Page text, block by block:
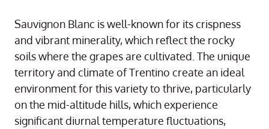
Sauvignon Blanc is well-known for its crispness
and vibrant minerality, which reflect the rocky
soils where the grapes are cultivated. The unique
territory and climate of Trentino create an ideal
environment for this variety to thrive, particularly
on the mid-altitude hills, which experience
significant diurnal temperature fluctuations,